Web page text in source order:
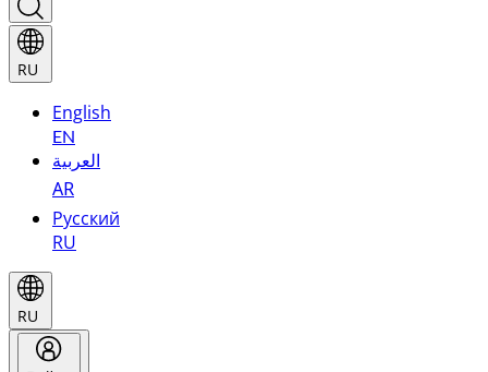
RU
English
EN
العربية
AR
Русский
RU
RU